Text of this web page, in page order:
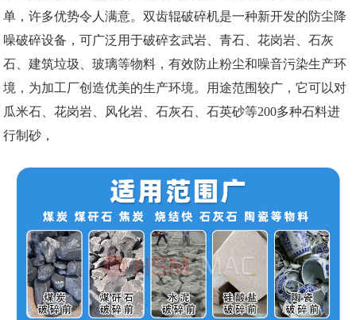
单，许多优势令人满意。双齿辊破碎机是一种新开发的防尘降
噪破碎设备，可广泛用于破碎玄武岩、青石、花岗岩、石灰
石、建筑垃圾、玻璃等物料，有效防止粉尘和噪音污染生产环
境，为加工厂创造优美的生产环境。用途范围较广，它可以对
瓜米石、花岗岩、风化岩、石灰石、石英砂等200多种石料进
行制砂，